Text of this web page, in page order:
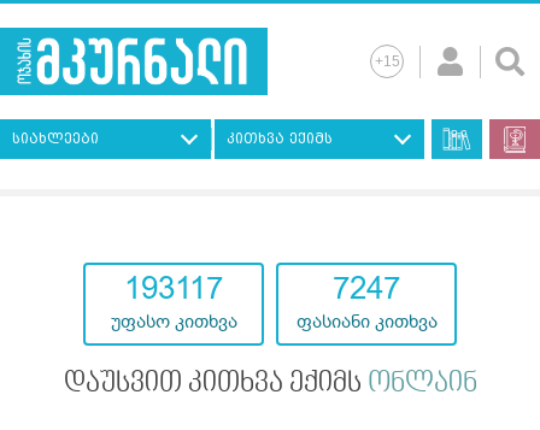
სიახლეები კითხვა ექიმს
193117
უფასო კითხვა
7247
ფასიანი კითხვა
დაუსვით კითხვა ექიმს ონლაინ